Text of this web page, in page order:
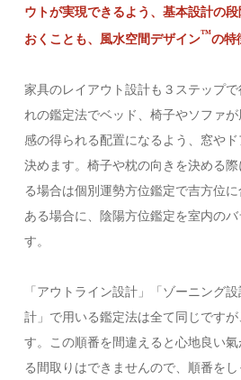
ウトが実現できるよう、基本設計の
おくことも、風水空間デザイン™️の特
家具のレイアウト設計も３ステップ
れの鑑定法でベッド、椅子やソファ
感の得られる配置になるよう、窓や
決めます。椅子や枕の向きを決める
る場合は個別運勢方位鑑定で吉方位
ある場合に、陰陽方位鑑定を室内の
す。
「アウトライン設計」「ゾーニング
計」で用いる鑑定法は全て同じです
す。この順番を間違えると心地良い
る間取りはできませんので、順番を